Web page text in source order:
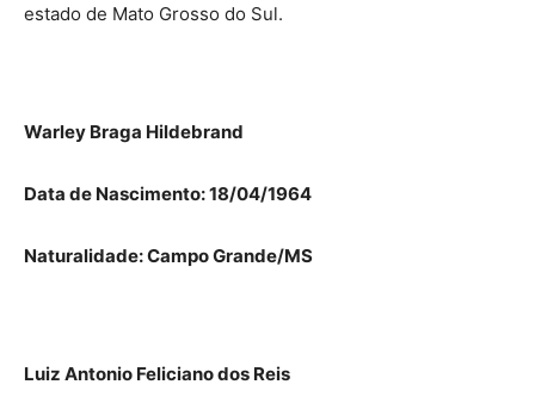
estado de Mato Grosso do Sul.
Warley Braga Hildebrand
Data de Nascimento: 18/04/1964
Naturalidade: Campo Grande/MS
Luiz Antonio Feliciano dos Reis